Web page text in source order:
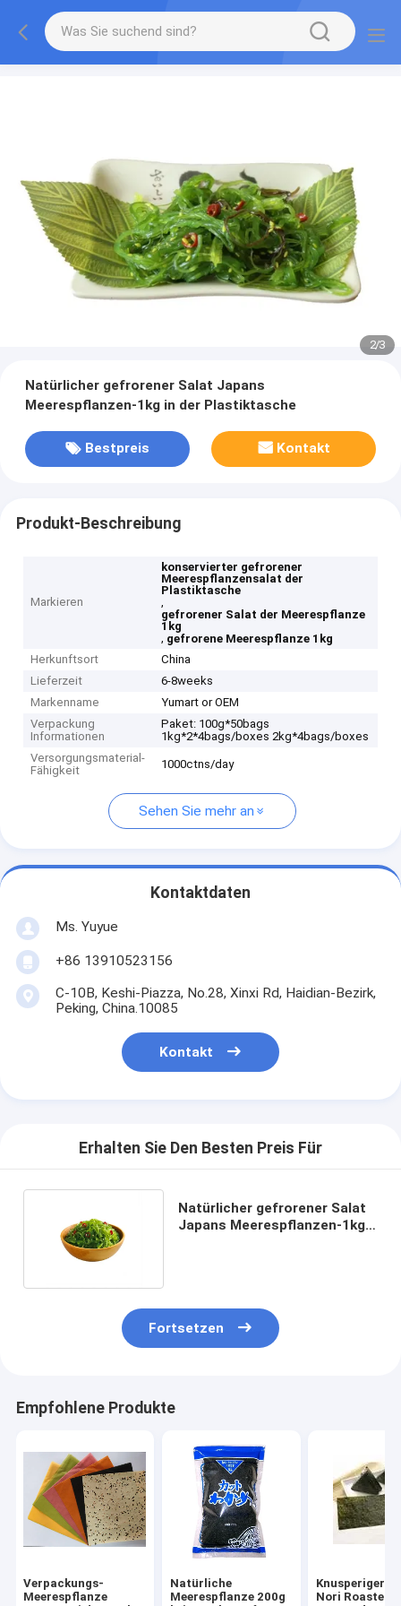
2/3
Natürlicher gefrorener Salat Japans
Meerespflanzen-1kg in der Plastiktasche
Bestpreis Kontakt
Produkt-Beschreibung
Markieren
konservierter gefrorener
Meerespflanzensalat der
Plastiktasche
,
gefrorener Salat der Meerespflanze
1kg
, gefrorene Meerespflanze 1kg
Herkunftsort
China
Lieferzeit
6-8weeks
Markenname
Yumart or OEM
Verpackung
Informationen
Paket: 100g*50bags
1kg*2*4bags/boxes 2kg*4bags/boxes
Versorgungsmaterial-
Fähigkeit
1000ctns/day
Sehen Sie mehr an
Kontaktdaten
Ms. Yuyue
+86 13910523156
C-10B, Keshi-Piazza, No.28, Xinxi Rd, Haidian-Bezirk,
Peking, China.10085
Kontakt
Erhalten Sie Den Besten Preis Für
Natürlicher gefrorener Salat
Japans Meerespflanzen-1kg
Fortsetzen
Empfohlene Produkte
Verpackungs-
Meerespflanze
Natürliche
Meerespflanze 200g
Knusperiger
Nori Roasted